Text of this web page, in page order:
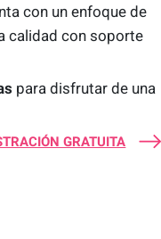
con un enfoque de
calidad con soporte
para disfrutar de una
GRATUITA